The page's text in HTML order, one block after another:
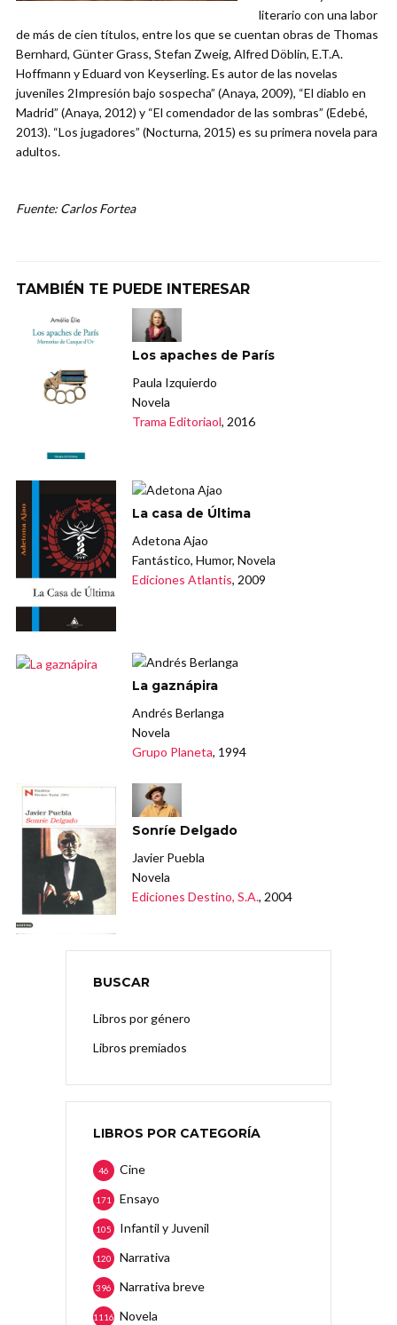
literario con una labor
de más de cien títulos, entre los que se cuentan obras de Thomas
Bernhard, Günter Grass, Stefan Zweig, Alfred Döblin, E.T.A.
Hoffmann y Eduard von Keyserling. Es autor de las novelas
juveniles 2Impresión bajo sospecha” (Anaya, 2009), “El diablo en
Madrid” (Anaya, 2012) y “El comendador de las sombras” (Edebé,
2013). “Los jugadores” (Nocturna, 2015) es su primera novela para
adultos.
Fuente: Carlos Fortea
TAMBIÉN TE PUEDE INTERESAR
Los apaches de París
Paula Izquierdo
Novela
Trama Editoriaol, 2016
La casa de Última
Adetona Ajao
Fantástico, Humor, Novela
Ediciones Atlantis, 2009
La gaznápira
Andrés Berlanga
Novela
Grupo Planeta, 1994
Sonríe Delgado
Javier Puebla
Novela
Ediciones Destino, S.A., 2004
BUSCAR
Libros por género
Libros premiados
LIBROS POR CATEGORÍA
Cine
46
Ensayo
171
Infantil y Juvenil
105
Narrativa
120
Narrativa breve
396
Novela
1116